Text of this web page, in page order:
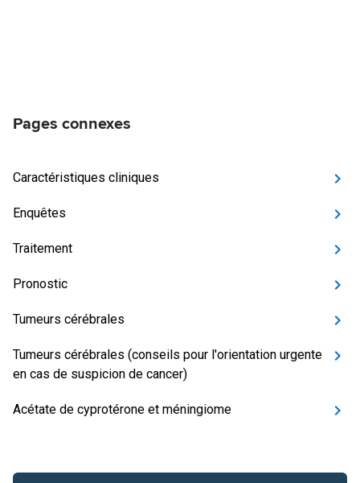
Pages connexes
Caractéristiques cliniques
Enquêtes
Traitement
Pronostic
Tumeurs cérébrales
Tumeurs cérébrales (conseils pour l'orientation urgente
en cas de suspicion de cancer)
Acétate de cyprotérone et méningiome